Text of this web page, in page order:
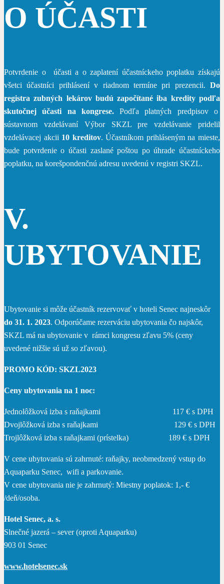
O ÚČASTI
Potvrdenie o účasti a o zaplatení účastníckeho poplatku získajú
všetci účastníci prihlásení v riadnom termíne pri prezencii. Do
registra zubných lekárov budú započítané iba kredity podľa
skutočnej účasti na kongrese.Podľa platných predpisov o
sústavnom vzdelávaní Výbor SKZL pre vzdelávanie pridelil
vzdelávacej akcii 10 kreditov. Účastníkom prihláseným na mieste,
bude potvrdenie o účasti zaslané poštou po úhrade účastníckeho
poplatku, na korešpondenčnú adresu uvedenú v registri SKZL.
V.
UBYTOVANIE
Ubytovanie si môže účastník rezervovať v hoteli Senec najneskôr
do 31. 1. 2023. Odporúčame rezerváciu ubytovania čo najskôr,
SKZL má na ubytovanie v rámci kongresu zľavu 5% (ceny
uvedené nižšie sú už so zľavou).
PROMO KÓD: SKZL2023
Ceny ubytovania na 1 noc:
Jednolôžková izba s raňajkami 117 € s DPH
Dvojlôžková izba s raňajkami 129 € s DPH
Trojlôžková izba s raňajkami (prístelka) 189 € s DPH
V cene ubytovania sú zahrnuté: raňajky, neobmedzený vstup do
Aquaparku Senec, wifi a parkovanie.
V cene ubytovania nie je zahrnutý: Miestny poplatok: 1,- €
/deň/osoba.
Hotel Senec, a. s.
Slnečné jazerá – sever (oproti Aquaparku)
903 01 Senec
www.hotelsenec.sk